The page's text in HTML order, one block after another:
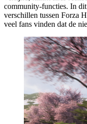
community-functies. In
verschillen tussen Forza
veel fans vinden dat de